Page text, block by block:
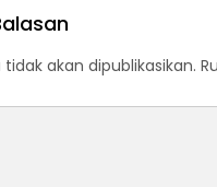
akan dipublikasikan.